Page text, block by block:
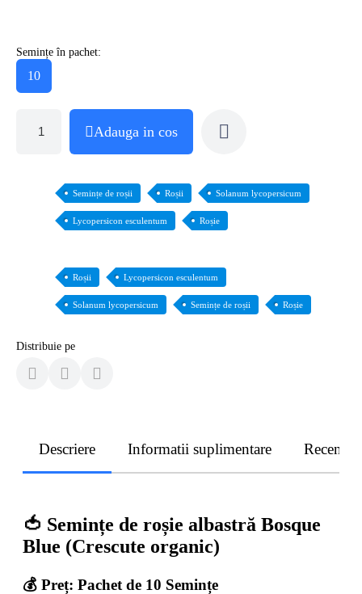
Semințe în pachet:
10
Adauga in cos
Semințe de roșii Roșii Solanum lycopersicum
Lycopersicon esculentum Roșie
Roșii Lycopersicon esculentum
Solanum lycopersicum Semințe de roșii Roșie
Distribuie pe
Descriere Informatii suplimentare Recenzii
🍅 Semințe de roșie albastră Bosque
Blue (Crescute organic)
💰 Preț: Pachet de 10 Semințe